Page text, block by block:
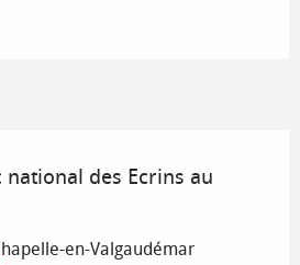
national des Ecrins au
en-Valgaudémar